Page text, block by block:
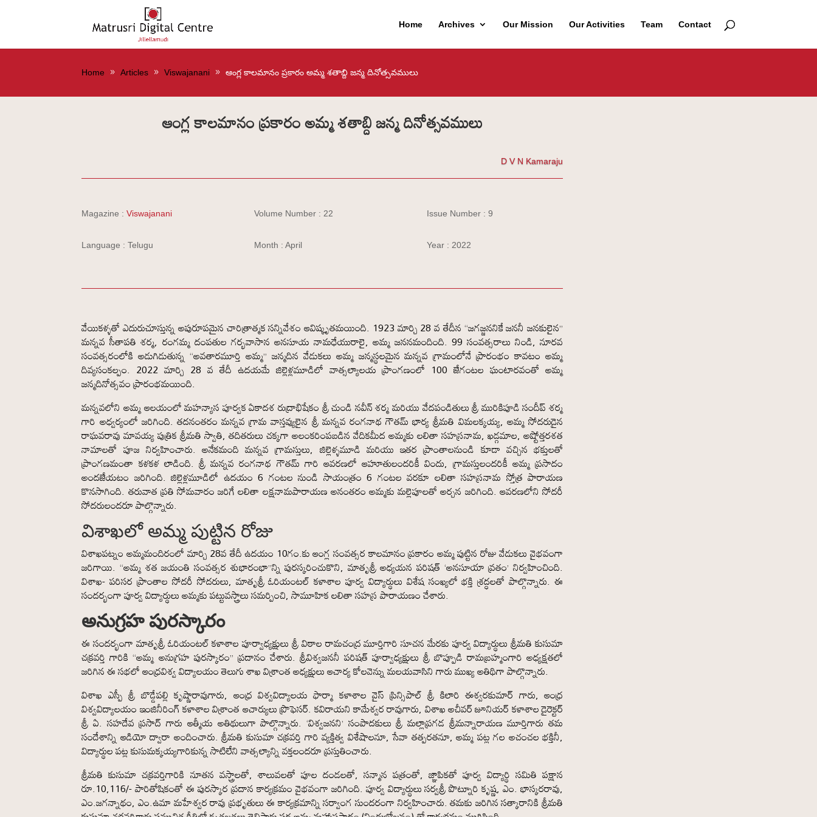
Home Archives Our Mission Our Activities Team Contact
Home Articles Viswajanani ఆంగ్ల కాలమానం ప్రకారం అమ్మ శతాబ్ది జన్మ దినోత్సవములు
ఆంగ్ల కాలమానం ప్రకారం అమ్మ శతాబ్ది జన్మ దినోత్సవములు
D V N Kamaraju
Magazine :Viswajanani
Language : Telugu
Volume Number : 22
Month : April
Issue Number : 9
Year : 2022
వేయికళ్ళతో ఎదురుచూస్తున్న అపురూపమైన చారిత్రాత్మక సన్నివేశం ఆవిష్కృతమయింది. 1923 మార్చి 28 వ తేదీన “జగజ్జననికే జననీ జనకులైన”
మన్నవ సీతాపతి శర్మ, రంగమ్మ దంపతుల గర్భవాసాన అనసూయ నామధేయురాలై, అమ్మ జననమందింది. 99 సంవత్సరాలు నిండి, నూరవ
సంవత్సరంలోకి అడుగిడుతున్న “అవతారమూర్తి అమ్మ” జన్మదిన వేడుకలు అమ్మ జన్మస్థలమైన మన్నవ గ్రామంలోనే ప్రారంభం కావటం అమ్మ
దివ్యసంకల్పం. 2022 మార్చి 28 వ తేదీ ఉదయమే జిల్లెళ్లమూడిలో వాత్సల్యాలయ ప్రాంగణంలో 100 జేగంటల ఘంటారవంతో అమ్మ
జన్మదినోత్సవం ప్రారంభమయింది.
మన్నవలోని అమ్మ ఆలయంలో మహన్యాస పూర్వక ఏకాదశ రుద్రాభిషేకం శ్రీ చుండి నవీన్ శర్మ మరియు వేదపండితులు శ్రీ మురికిపూడి సందీప్ శర్మ
గారి అధ్వర్యంలో జరిగింది. తదనంతరం మన్నవ గ్రామ వాస్తవ్యులైన శ్రీ మన్నవ రంగనాథ గౌతమ్ భార్య శ్రీమతి విమలక్కయ్య, అమ్మ సోదరుడైన
రాఘవరావు మావయ్య పుత్రిక శ్రీమతి స్వాతి, తదితరులు చక్కగా అలంకరింపబడిన వేదికమీద అమ్మకు లలితా సహస్రనామ, ఖడ్గమాల, అష్టోత్తరశత
నామాలతో పూజ నిర్వహించారు. అనేకమంది మన్నవ గ్రామస్తులు, జిల్లెళ్ళమూడి మరియు ఇతర ప్రాంతాలనుండి కూడా వచ్చిన భక్తులతో
ప్రాంగణమంతా కళకళ లాడింది. శ్రీ మన్నవ రంగనాథ గౌతమ్ గారి ఆవరణలో ఆహూతులందరికీ విందు, గ్రామస్తులందరికీ అమ్మ ప్రసాదం
అందజేయటం జరిగింది. జిల్లెళ్లమూడిలో ఉదయం 6 గంటల నుండి సాయంత్రం 6 గంటల వరకూ లలితా సహస్రనామ స్తోత్ర పారాయణ
కొనసాగింది. తరువాత ప్రతి సోమవారం జరిగే లలితా లక్షనామపారాయణ అనంతరం అమ్మకు మల్లెపూలతో అర్చన జరిగింది. ఆవరణలోని సోదరీ
సోదరులందరూ పాల్గొన్నారు.
విశాఖలో అమ్మ పుట్టిన రోజు
విశాఖపట్నం అమ్మమందిరంలో మార్చి 28వ తేదీ ఉదయం 10గం.కు ఆంగ్ల సంవత్సర కాలమానం ప్రకారం అమ్మ పుట్టిన రోజు వేడుకలు వైభవంగా
జరిగాయి. “అమ్మ శత జయంతి సంవత్సర శుభారంభా”న్ని పురస్కరించుకొని, మాతృశ్రీ అధ్యయన పరిషత్ ‘అనసూయా వ్రతం’ నిర్వహించింది.
విశాఖ- పరిసర ప్రాంతాల సోదరీ సోదరులు, మాతృశ్రీ ఓరియంటల్ కళాశాల పూర్వ విద్యార్థులు విశేష సంఖ్యలో భక్తి శ్రద్ధలతో పాల్గొన్నారు. ఈ
సందర్భంగా పూర్వ విద్యార్థులు అమ్మకు పట్టువస్త్రాలు సమర్పించి, సామూహిక లలితా సహస్ర పారాయణం చేశారు.
అనుగ్రహ పురస్కారం
ఈ సందర్భంగా మాతృశ్రీ ఓరియంటల్ కళాశాల పూర్వాధ్యక్షులు శ్రీ విఠాల రామచంద్ర మూర్తిగారి సూచన మేరకు పూర్వ విద్యార్థులు శ్రీమతి కుసుమా
చక్రవర్తి గారికి “అమ్మ అనుగ్రహ పురస్కారం” ప్రదానం చేశారు. శ్రీవిశ్వజననీ పరిషత్ పూర్వాధ్యక్షులు శ్రీ బొప్పూడి రామబ్రహ్మంగారి అధ్యక్షతలో
జరిగిన ఈ సభలో ఆంధ్రవిశ్వ విద్యాలయం తెలుగు శాఖ విశ్రాంత అధ్యక్షులు ఆచార్య కోలవెన్ను మలయవాసిని గారు ముఖ్య అతిథిగా పాల్గొన్నారు.
విశాఖ ఎస్పీ శ్రీ బొడ్డేపల్లి కృష్ణారావుగారు, ఆంధ్ర విశ్వవిద్యాలయ ఫార్మా కళాశాల వైస్ ప్రిన్సిపాల్ శ్రీ కిలారి ఈశ్వరకుమార్ గారు, ఆంధ్ర
విశ్వవిద్యాలయం ఇంజినీరింగ్ కళాశాల విశ్రాంత ఆచార్యులు ప్రొఫెసర్. కవిరాయని కామేశ్వర రావుగారు, విశాఖ అచీవర్ జూనియర్ కళాశాల డైరెక్టర్
శ్రీ ఏ. సహదేవ ప్రసాద్ గారు ఆత్మీయ అతిథులుగా పాల్గొన్నారు. ‘విశ్వజనని’ సంపాదకులు శ్రీ మల్లాప్రగడ శ్రీమన్నారాయణ మూర్తిగారు తమ
సందేశాన్ని ఆడియో ద్వారా అందించారు. శ్రీమతి కుసుమా చక్రవర్తి గారి వ్యక్తిత్వ విశేషాలనూ, సేవా తత్పరతనూ, అమ్మ పట్ల గల అచంచల భక్తినీ,
విద్యార్థుల పట్ల కుసుమక్కయ్యగారికున్న సాటిలేని వాత్సల్యాన్ని వక్తలందరూ ప్రస్తుతించారు.
శ్రీమతి కుసుమా చక్రవర్తిగారికి నూతన వస్త్రాలతో, శాలువలతో పూల దండలతో, సన్మాన పత్రంతో, జ్ఞాపికతో పూర్వ విద్యార్థి సమితి పక్షాన
రూ.10,116/- పారితోషికంతో ఈ పురస్కార ప్రదాన కార్యక్రమం వైభవంగా జరిగింది. పూర్వ విద్యార్థులు సర్వశ్రీ పొట్నూరి కృష్ణ, ఎం. భాస్కరరావు,
ఎం.జగన్నాథం, ఎం.ఉమా మహేశ్వర రావు ప్రభృతులు ఈ కార్యక్రమాన్ని సర్వాంగ సుందరంగా నిర్వహించారు. తమకు జరిగిన సత్కారానికి శ్రీమతి